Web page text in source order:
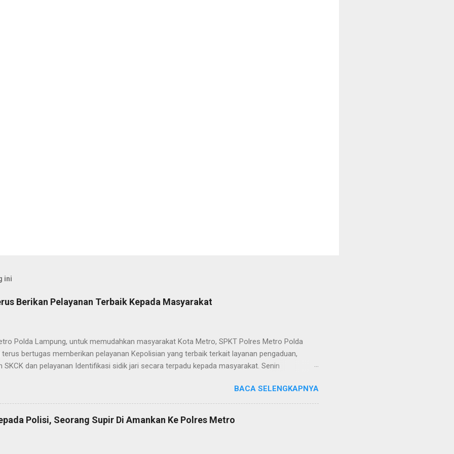
ini
Berikan Pelayanan Terbaik Kepada Masyarakat
Polda Lampung, untuk memudahkan masyarakat Kota Metro, SPKT Polres Metro Polda
bertugas memberikan pelayanan Kepolisian yang terbaik terkait layanan pengaduan,
SKCK dan pelayanan Identifikasi sidik jari secara terpadu kepada masyarakat. Senin
telah berusaha memberikan pelayanan terbaik kepada masyarakat. Kapolres Metro AKBP
Nugroho S.IK, M.IK mengatakan “SPKT Polres Metro akan terus berusaha memberikan
yang terbaik kepada masyarakat yang membutuhkan pelayanan kepolisian, baik informasi
lainnya.” “SPKT adalah pusat jaringan dari sistem fungsi Kepolisian, ketika telah
BACA SELENGKAPNYA
Polisi, Seorang Supir Di Amankan Ke Polres Metro